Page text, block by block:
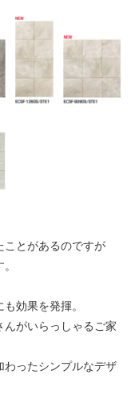
ことがあるのですが
効果を発揮。
がいらっしゃるご家
わったシンプルなデザ